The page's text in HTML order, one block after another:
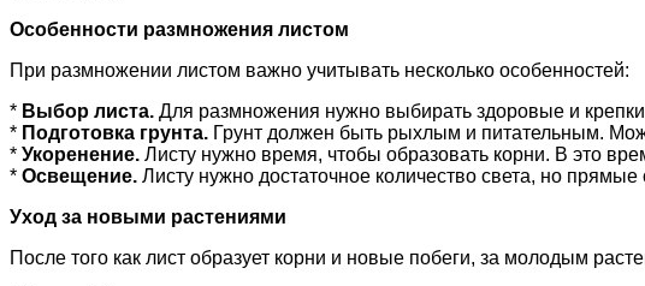
Особенности размножения листом
При размножении листом важно учитывать несколько особенностей:
* Выбор листа. Для размножения нужно выбирать здоровые и
* Подготовка грунта. Грунт должен быть рыхлым и питательным.
* Укоренение. Листу нужно время, чтобы образовать корни. В это
* Освещение. Листу нужно достаточное количество света, но
Уход за новыми растениями
После того как лист образует корни и новые побеги, за молодым